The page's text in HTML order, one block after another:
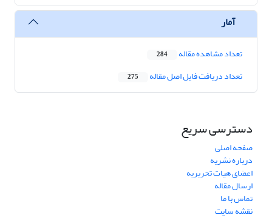
آمار
تعداد مشاهده مقاله 284
تعداد دریافت فایل اصل مقاله 275
دسترسی سریع
صفحه اصلی
درباره نشریه
اعضای هیات تحریریه
ارسال مقاله
تماس با ما
نقشه سایت